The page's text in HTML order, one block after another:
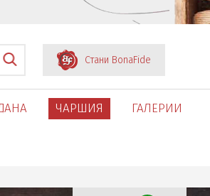
Стани BonaFide
ЧАРШИЯ ГАЛЕРИИ